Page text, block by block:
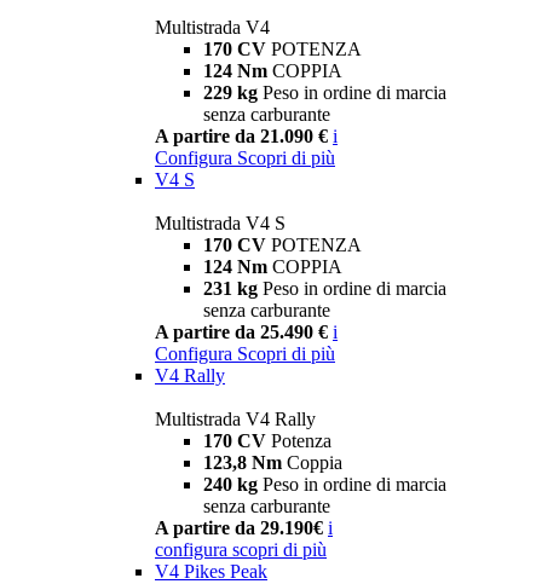
Multistrada V4
170 CV POTENZA
124 Nm COPPIA
229 kg Peso in ordine di marcia
senza carburante
A partire da 21.090 € i
Configura Scopri di più
V4 S
Multistrada V4 S
170 CV POTENZA
124 Nm COPPIA
231 kg Peso in ordine di marcia
senza carburante
A partire da 25.490 € i
Configura Scopri di più
V4 Rally
Multistrada V4 Rally
170 CV Potenza
123,8 Nm Coppia
240 kg Peso in ordine di marcia
senza carburante
A partire da 29.190€ i
configura scopri di più
V4 Pikes Peak